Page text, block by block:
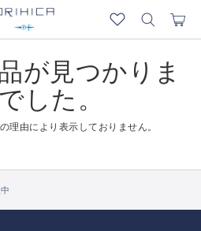
が見つかりま
した。
理由により表示しておりません。